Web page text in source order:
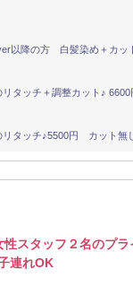
以降の方 白髪染め＋カ
タッチ＋調整カット♪ 6600
リタッチ♪5500円 カット無
スタッフ２名のプ
連れOK